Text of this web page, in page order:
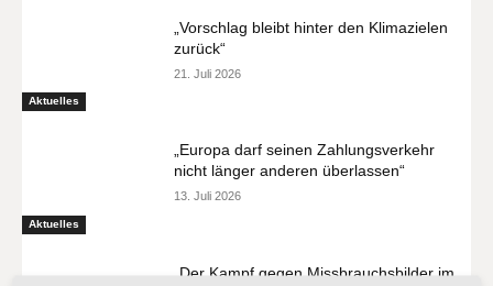
Aktuelles
„Vorschlag bleibt hinter den Klimazielen
zurück“
21. Juli 2026
Aktuelles
„Europa darf seinen Zahlungsverkehr
nicht länger anderen überlassen“
13. Juli 2026
„Der Kampf gegen Missbrauchsbilder im